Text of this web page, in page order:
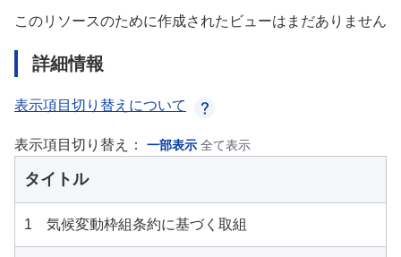
このリソースのために作成されたビューはまだありません
詳細情報
表示項目切り替えについて
表示項目切り替え： 一部表示 全て表示
タイトル
1 気候変動枠組条約に基づく取組